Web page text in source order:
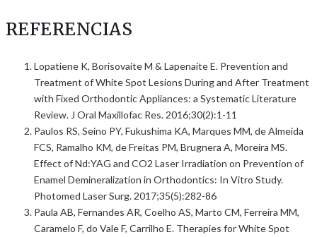
REFERENCIAS
Lopatiene K, Borisovaite M & Lapenaite E. Prevention and
Treatment of White Spot Lesions During and After Treatment
with Fixed Orthodontic Appliances: a Systematic Literature
Review. J Oral Maxillofac Res. 2016;30(2):1-11
Paulos RS, Seino PY, Fukushima KA, Marques MM, de Almeida
FCS, Ramalho KM, de Freitas PM, Brugnera A, Moreira MS.
Effect of Nd:YAG and CO2 Laser Irradiation on Prevention of
Enamel Demineralization in Orthodontics: In Vitro Study.
Photomed Laser Surg. 2017;35(5):282-86
Paula AB, Fernandes AR, Coelho AS, Marto CM, Ferreira MM,
Caramelo F, do Vale F, Carrilho E. Therapies for White Spot